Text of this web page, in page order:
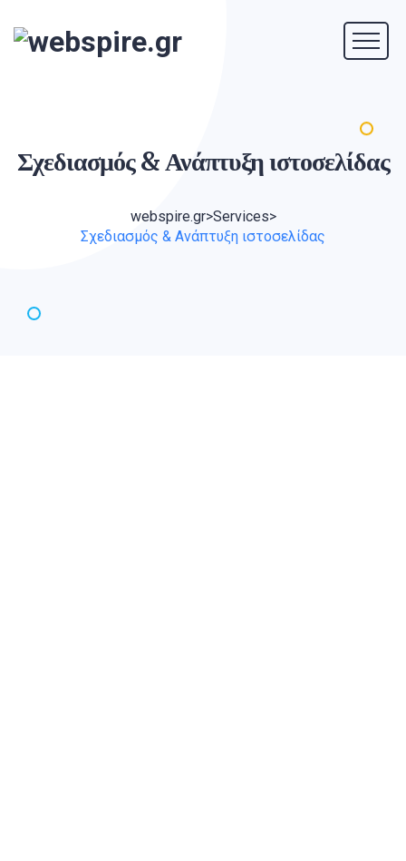
Σχεδιασμός & Ανάπτυξηιστοσελίδας
webspire.gr>Services>
Σχεδιασμός & Ανάπτυξη ιστοσελίδας